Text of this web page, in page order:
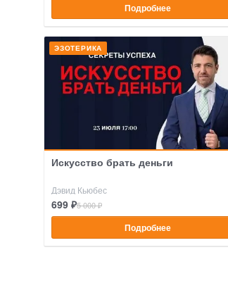
Подробнее
ЭЗОТЕРИКА
Искусство брать деньги
Дэвид Кьюбес
699 ₽5 000 ₽
Подробнее